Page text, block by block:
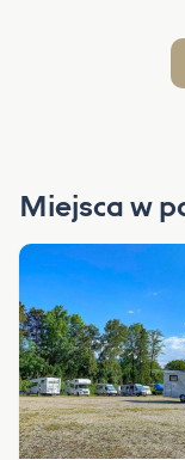
Miejsca w